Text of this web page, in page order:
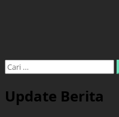
Cari
Update Berita